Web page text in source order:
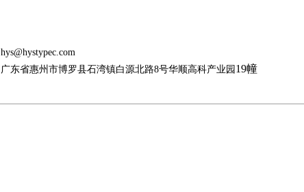
hys@hystypec.com
广东省惠州市博罗县石湾镇白源北路8号华顺高科产业园 19幢